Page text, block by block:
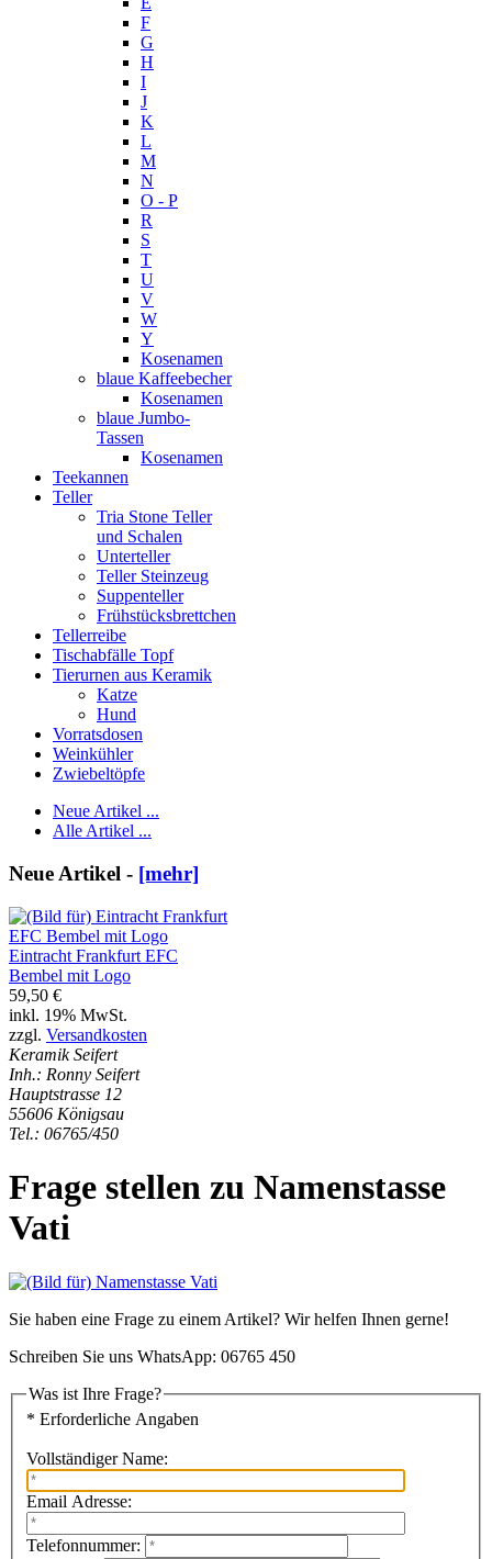
F
G
H
I
J
K
L
M
N
O - P
R
S
T
U
V
W
Y
Kosenamen
blaue Kaffeebecher
Kosenamen
blaue Jumbo-
Tassen
Kosenamen
Teekannen
Teller
Tria Stone Teller
und Schalen
Unterteller
Teller Steinzeug
Suppenteller
Frühstücksbrettchen
Tellerreibe
Tischabfälle Topf
Tierurnen aus Keramik
Katze
Hund
Vorratsdosen
Weinkühler
Zwiebeltöpfe
Neue Artikel ...
Alle Artikel ...
Neue Artikel - [mehr]
Eintracht Frankfurt EFC
Bembel mit Logo
59,50 €
inkl. 19% MwSt.
zzgl. Versandkosten
Keramik Seifert
Inh.: Ronny Seifert
Hauptstrasse 12
55606 Königsau
Tel.: 06765/450
Frage stellen zu Namenstasse
Vati
Sie haben eine Frage zu einem Artikel? Wir helfen Ihnen gerne!
Schreiben Sie uns WhatsApp: 06765 450
Was ist Ihre Frage?
* Erforderliche Angaben
Vollständiger Name:
Email Adresse:
Telefonnummer: